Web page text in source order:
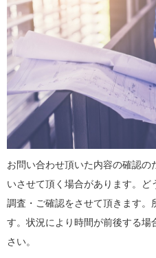
お問い合わせ頂いた内容の確認の
いさせて頂く場合があります。
調査・ご確認をさせて頂きます
す。状況により時間が前後する
さい。